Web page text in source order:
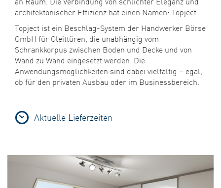
architektonischer Effizienz hat einen Namen: Topject.
Topject ist ein Beschlag-System der Handwerker Börse
GmbH für Gleittüren, die unabhängig vom
Schrankkorpus zwischen Boden und Decke und von
Wand zu Wand eingesetzt werden. Die
Anwendungsmöglichkeiten sind dabei vielfältig – egal,
ob für den privaten Ausbau oder im Businessbereich.
Aktuelle Lieferzeiten